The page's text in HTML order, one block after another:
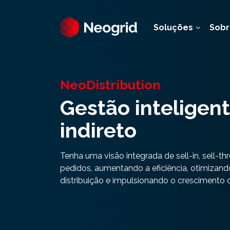
Soluções
NeoDistribution
Gestão
indireto
Tenha uma visão integrada de sell-in, sell-
pedidos, aumentando a eficiência,
distribuição e impulsionando o crescimento